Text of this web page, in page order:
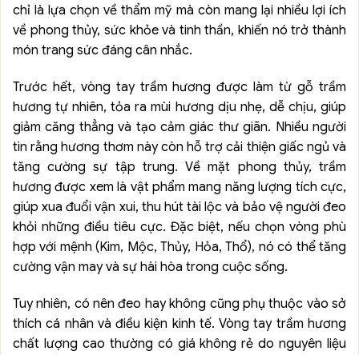
chỉ là lựa chọn về thẩm mỹ mà còn mang lại nhiều lợi ích
về phong thủy, sức khỏe và tinh thần, khiến nó trở thành
món trang sức đáng cân nhắc.
Trước hết, vòng tay trầm hương được làm từ gỗ trầm
hương tự nhiên, tỏa ra mùi hương dịu nhẹ, dễ chịu, giúp
giảm căng thẳng và tạo cảm giác thư giãn. Nhiều người
tin rằng hương thơm này còn hỗ trợ cải thiện giấc ngủ và
tăng cường sự tập trung. Về mặt phong thủy, trầm
hương được xem là vật phẩm mang năng lượng tích cực,
giúp xua đuổi vận xui, thu hút tài lộc và bảo vệ người đeo
khỏi những điều tiêu cực. Đặc biệt, nếu chọn vòng phù
hợp với mệnh (Kim, Mộc, Thủy, Hỏa, Thổ), nó có thể tăng
cường vận may và sự hài hòa trong cuộc sống.
Tuy nhiên, có nên đeo hay không cũng phụ thuộc vào sở
thích cá nhân và điều kiện kinh tế. Vòng tay trầm hương
chất lượng cao thường có giá không rẻ do nguyên liệu